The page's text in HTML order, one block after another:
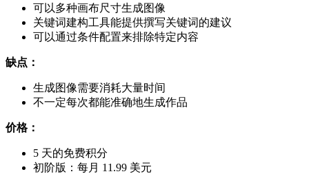
可以多种画布尺寸生成图像
关键词建构工具能提供撰写关键词的建议
可以通过条件配置来排除特定内容
缺点：
生成图像需要消耗大量时间
不一定每次都能准确地生成作品
价格：
5 天的免费积分
初阶版：每月 11.99 美元